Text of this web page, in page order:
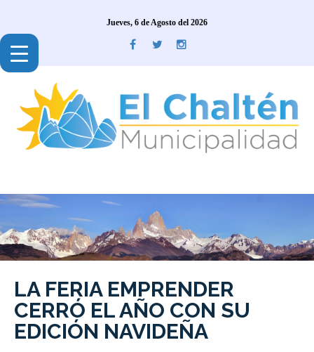
Jueves, 6 de Agosto del 2026
LA FERIA EMPRENDER
CERRÓ EL AÑO CON SU
EDICIÓN NAVIDEÑA